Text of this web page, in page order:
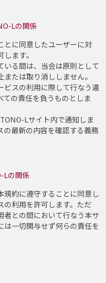
Lの関係
とに同意したユーザーに対
ます。
いる間は、当会は原則として
たは取り消ししません。
ビスの利用に際して行なう違
の責任を負うものとしま
Lサイト内で通知しま
の最新の内容を確認する義務
の関係
規約に遵守することに同意し
の利用を許可します。ただ
者との間において行なう本サ
は一切関与せず何らの責任を